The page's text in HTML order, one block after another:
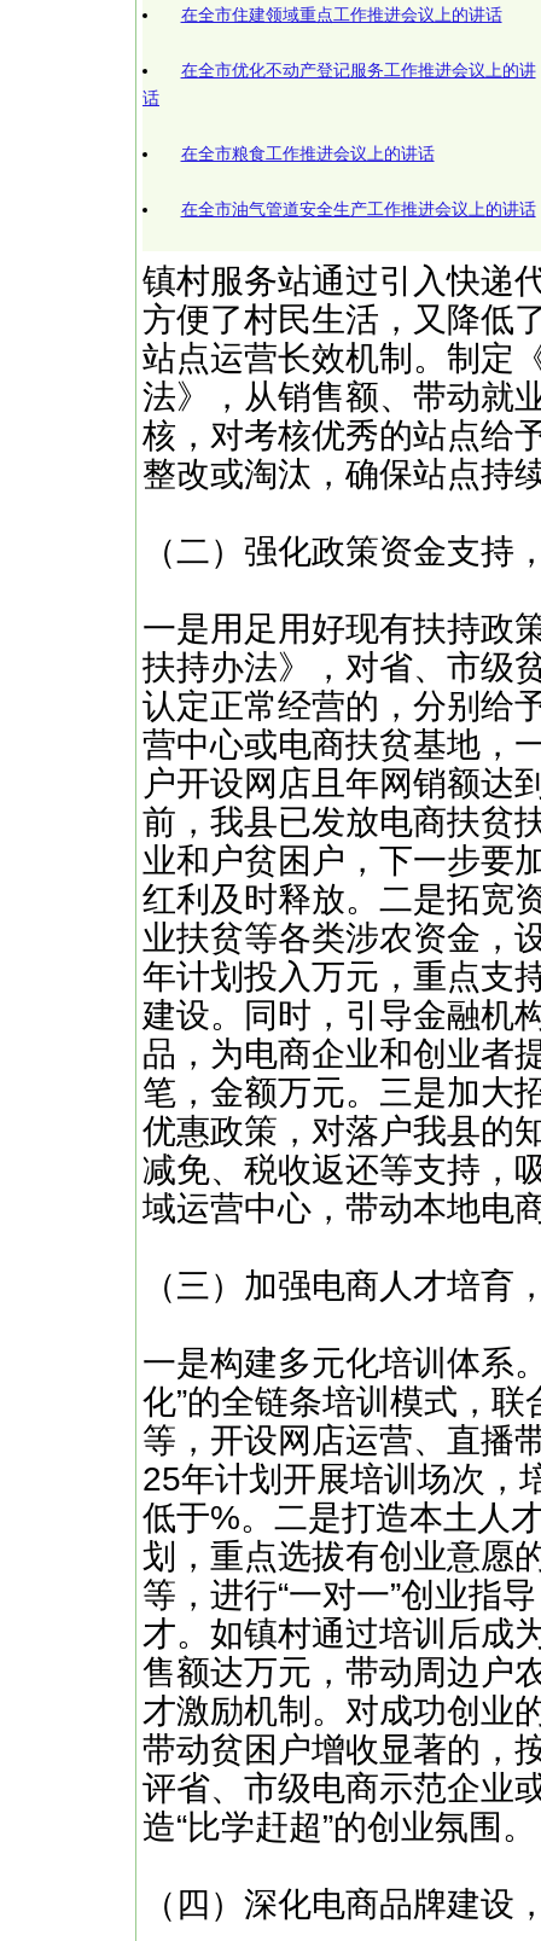
在全市住建领域重点工作推进会议上的讲话
在全市优化不动产登记服务工作推进会议上的讲
话
在全市粮食工作推进会议上的讲话
在全市油气管道安全生产工作推进会议上的讲话
镇村服务站通过引入快递
方便了村民生活，又降低
站点运营长效机制。制定
法》，从销售额、带动就
核，对考核优秀的站点给
整改或淘汰，确保站点持
（二）强化政策资金支持
一是用足用好现有扶持政
扶持办法》，对省、市级
认定正常经营的，分别给
营中心或电商扶贫基地，
户开设网店且年网销额达
前，我县已发放电商扶贫
业和户贫困户，下一步要
红利及时释放。二是拓宽
业扶贫等各类涉农资金，
年计划投入万元，重点支
建设。同时，引导金融机
品，为电商企业和创业者
笔，金额万元。三是加大
优惠政策，对落户我县的
减免、税收返还等支持，
域运营中心，带动本地电
（三）加强电商人才培育
一是构建多元化培训体系
化”的全链条培训模式，
等，开设网店运营、直播
25年计划开展培训场次，
低于%。二是打造本土人
划，重点选拔有创业意愿
等，进行“一对一”创业指
才。如镇村通过培训后成
售额达万元，带动周边户
才激励机制。对成功创业
带动贫困户增收显著的，
评省、市级电商示范企业
造“比学赶超”的创业氛围。
（四）深化电商品牌建设